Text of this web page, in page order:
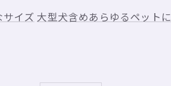
イズ 大型犬含めあらゆるペット